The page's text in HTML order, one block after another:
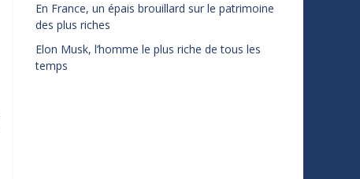
En France, un épais brouillard sur le patrimoine
des plus riches
Elon Musk, l’homme le plus riche de tous les
temps